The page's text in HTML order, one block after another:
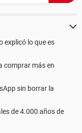
explicó lo que es
comprar más en
sin borrar la
de 4.000 años de